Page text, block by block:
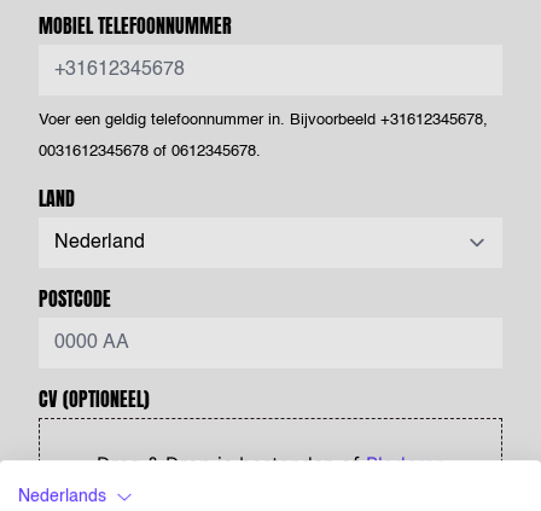
MOBIEL TELEFOONNUMMER
Voer een geldig telefoonnummer in. Bijvoorbeeld +31612345678,
0031612345678 of 0612345678.
LAND
POSTCODE
CV(OPTIONEEL)
Drag & Drop je bestanden ofBladeren
Nederlands